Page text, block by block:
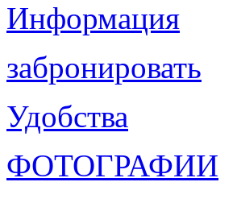
Информация
забронировать
Удобства
ФОТОГРАФИИ